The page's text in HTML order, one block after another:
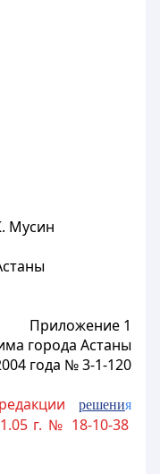
Мусин
Приложение 1
города Астаны
года № 3-1-120
решения
г. № 18-10-38